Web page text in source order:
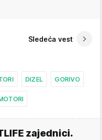
Sledeća vest
DIZEL GORIVO
zajednici.